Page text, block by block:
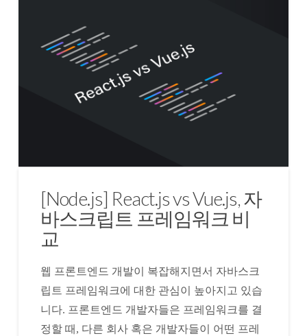
[Node.js] React.js vs Vue.js, 자
바스크립트 프레임워크 비
교
웹 프론트엔드 개발이 복잡해지면서 자바스크
립트 프레임워크에 대한 관심이 높아지고 있습
니다. 프론트엔드 개발자들은 프레임워크를 결
정할 때, 다른 회사 혹은 개발자들이 어떤 프레